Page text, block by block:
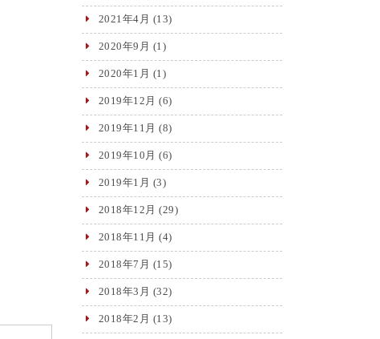
2021年4月 (13)
2020年9月 (1)
2020年1月 (1)
2019年12月 (6)
2019年11月 (8)
2019年10月 (6)
2019年1月 (3)
2018年12月 (29)
2018年11月 (4)
2018年7月 (15)
2018年3月 (32)
2018年2月 (13)